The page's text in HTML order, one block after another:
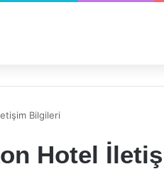
Bilgileri
Hotel